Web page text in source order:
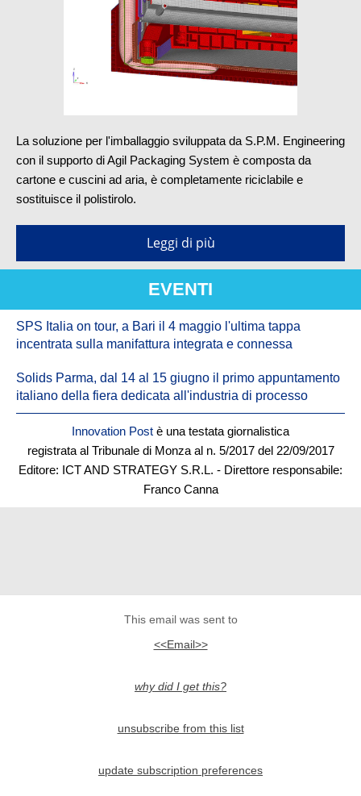
La soluzione per l'imballaggio sviluppata da S.P.M. Engineering
con il supporto di Agil Packaging System è composta da
cartone e cuscini ad aria, è completamente riciclabile e
sostituisce il polistirolo.
Leggi di più
EVENTI
SPS Italia on tour, a Bari il 4 maggio l'ultima tappa
incentrata sulla manifattura integrata e connessa
Solids Parma, dal 14 al 15 giugno il primo appuntamento
italiano della fiera dedicata all'industria di processo
Innovation Post è una testata giornalistica
registrata al Tribunale di Monza al n. 5/2017 del 22/09/2017
Editore: ICT AND STRATEGY S.R.L. - Direttore responsabile:
Franco Canna
This email was sent to
<<Email>>
why did I get this?
unsubscribe from this list
update subscription preferences